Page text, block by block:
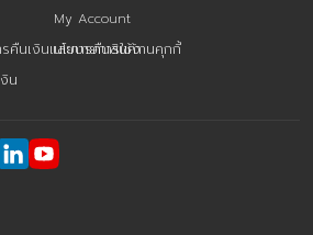
My Account
รคืนเงินและการคืนสินค้า
นโยบายการใช้งานคุกกี้
น